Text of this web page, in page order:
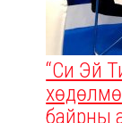
“Си Эй
байрны